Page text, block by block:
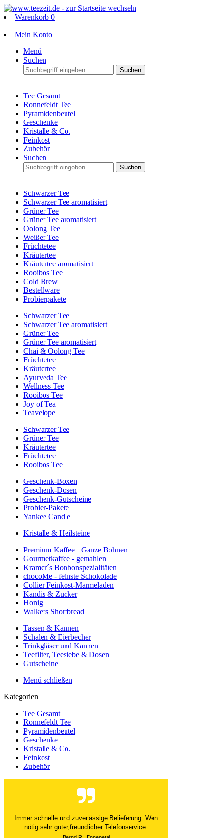
Warenkorb 0
Mein Konto
Menü
Suchen
Suchen
Tee Gesamt
Ronnefeldt Tee
Pyramidenbeutel
Geschenke
Kristalle & Co.
Feinkost
Zubehör
Suchen
Suchen
Schwarzer Tee
Schwarzer Tee aromatisiert
Grüner Tee
Grüner Tee aromatisiert
Oolong Tee
Weißer Tee
Früchtetee
Kräutertee
Kräutertee aromatisiert
Rooibos Tee
Cold Brew
Bestellware
Probierpakete
Schwarzer Tee
Schwarzer Tee aromatisiert
Grüner Tee
Grüner Tee aromatisiert
Chai & Oolong Tee
Früchtetee
Kräutertee
Ayurveda Tee
Wellness Tee
Rooibos Tee
Joy of Tea
Teavelope
Schwarzer Tee
Grüner Tee
Kräutertee
Früchtetee
Rooibos Tee
Geschenk-Boxen
Geschenk-Dosen
Geschenk-Gutscheine
Probier-Pakete
Yankee Candle
Kristalle & Heilsteine
Premium-Kaffee - Ganze Bohnen
Gourmetkaffee - gemahlen
Kramer´s Bonbonspezialitäten
chocoMe - feinste Schokolade
Collier Feinkost-Marmeladen
Kandis & Zucker
Honig
Walkers Shortbread
Tassen & Kannen
Schalen & Eierbecher
Trinkgläser und Kannen
Teefilter, Teesiebe & Dosen
Gutscheine
Menü schließen
Kategorien
Tee Gesamt
Ronnefeldt Tee
Pyramidenbeutel
Geschenke
Kristalle & Co.
Feinkost
Zubehör
Der Versand ist immer innerhalb von 24 Stunden
abgewickelt. Grossartig. Ich liebe die 1kg
Alubeutel.